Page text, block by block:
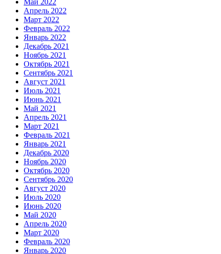
Май 2022
Апрель 2022
Март 2022
Февраль 2022
Январь 2022
Декабрь 2021
Ноябрь 2021
Октябрь 2021
Сентябрь 2021
Август 2021
Июль 2021
Июнь 2021
Май 2021
Апрель 2021
Март 2021
Февраль 2021
Январь 2021
Декабрь 2020
Ноябрь 2020
Октябрь 2020
Сентябрь 2020
Август 2020
Июль 2020
Июнь 2020
Май 2020
Апрель 2020
Март 2020
Февраль 2020
Январь 2020